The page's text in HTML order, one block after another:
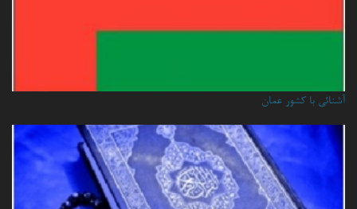
آشنائي با كشور عمان